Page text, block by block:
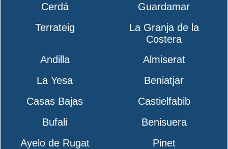
Cerdá
Guardamar
Terrateig
La Granja de la
Costera
Andilla
Almiserat
La Yesa
Beniatjar
Casas Bajas
Castielfabib
Bufali
Benisuera
Ayelo de Rugat
Pinet